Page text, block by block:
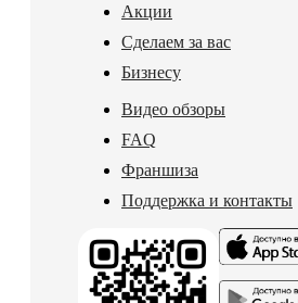
Акции
Сделаем за вас
Бизнесу
Видео обзоры
FAQ
Франшиза
Поддержка и контакты